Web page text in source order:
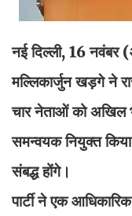
नई दिल्ली, 16
मल्लिकार्जुन खड़गे ने
चार नेताओं को अखिल
समन्वयक नियुक्त किया
संबद्ध होंगे।
पार्टी ने एक